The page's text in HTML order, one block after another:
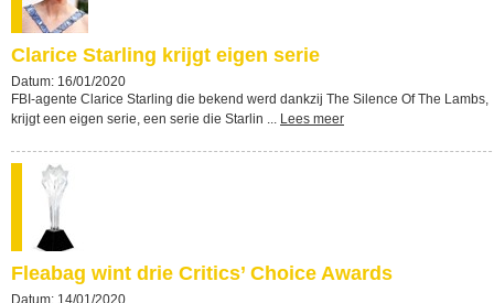
Clarice Starling krijgt eigen serie
Datum: 16/01/2020
FBI-agente Clarice Starling die bekend werd dankzij The Silence Of The Lambs,
krijgt een eigen serie, een serie die Starlin ... Lees meer
Fleabag wint drie Critics’ Choice Awards
Datum: 14/01/2020